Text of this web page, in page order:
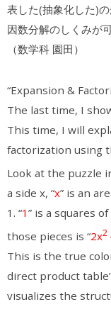
表した(抽象化した)
因数分解のしくみが
（数学科 園田）
“Expansion &
The last time, I
This time, I will
factorization using
Look at the puzzle
a side x, “x” is an
1. “1 ” is a squares
those pieces is “2x2
This is the true
direct product
visualizes the